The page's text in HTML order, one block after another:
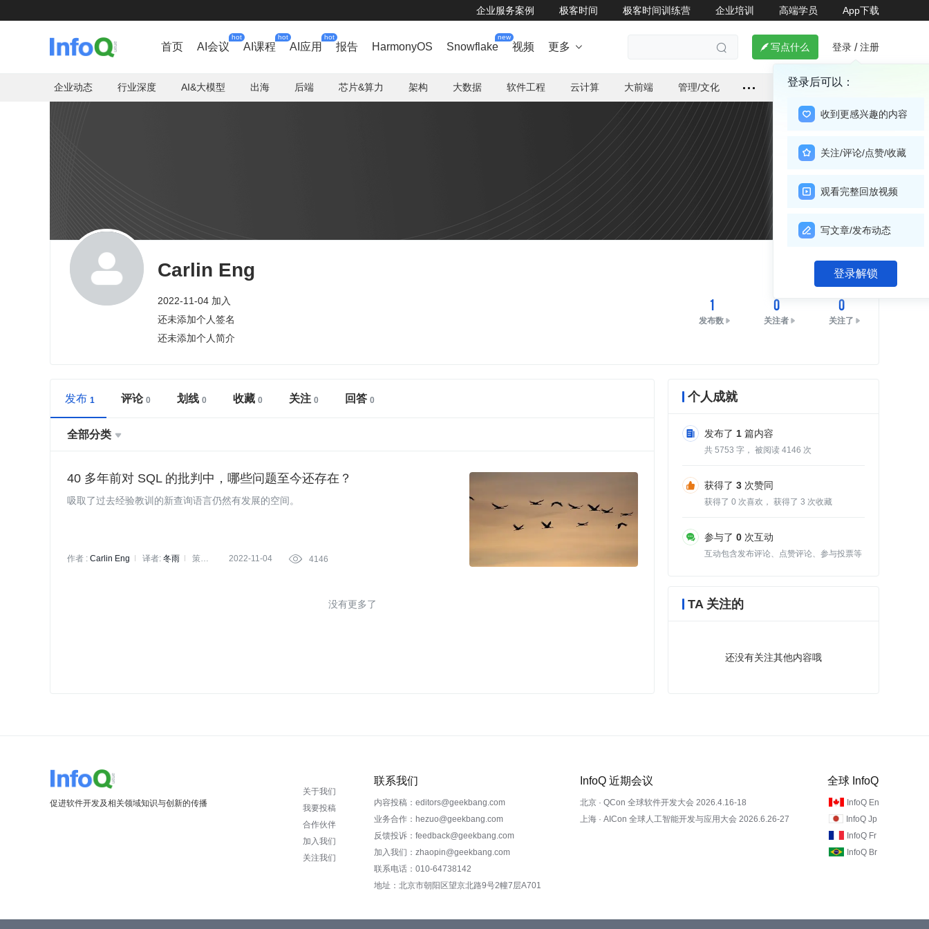
企业服务案例 极客时间 极客时间训练营 企业培训 高端学员 App下载
首页 AI会议
hot
AI课程
hot
AI应用
hot
报告 HarmonyOS Snowflake
new
视频 更多    写点什么 登录 / 注册
登录后可以：
收到更感兴趣的内容
关注/评论/点赞/收藏
观看完整回放视频
写文章/发布动态
登录解锁
企业动态 行业深度 AI&大模型 出海 后端 芯片&算力 架构 大数据 软件工程 云计算 大前端 管理/文化
Carlin Eng
2022-11-04 加入
还未添加个人签名
还未添加个人简介
关注
1
发布数
0
关注者
0
关注了
发布 评论 划线 收藏 关注 回答
全部分类 
40 多年前对 SQL 的批判中，哪些问题至今还存在？
吸取了过去经验教训的新查询语言仍然有发展的空间。
作者 : Carlin Eng 译者: 冬雨
策划:
2022-11-04  4146
没有更多了
个人成就
发布了 1 篇内容
共 5753 字， 被阅读 4146 次
获得了 3 次赞同
获得了 0 次喜欢， 获得了 3 次收藏
参与了 0 次互动
互动包含发布评论、点赞评论、参与投票等
TA 关注的
还没有关注其他内容哦
促进软件开发及相关领域知识与创新的传播
关于我们
我要投稿
合作伙伴
加入我们
关注我们
联系我们
内容投稿：editors@geekbang.com
业务合作：hezuo@geekbang.com
反馈投诉：feedback@geekbang.com
加入我们：zhaopin@geekbang.com
联系电话：010-64738142
地址：北京市朝阳区望京北路9号2幢7层A701
InfoQ 近期会议
北京 · QCon 全球软件开发大会 2026.4.16-18
上海 · AICon 全球人工智能开发与应用大会 2026.6.26-27
全球 InfoQ
InfoQ En
InfoQ Jp
InfoQ Fr
InfoQ Br